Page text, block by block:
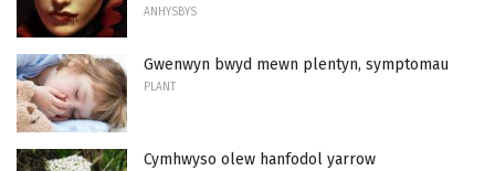
ANHYSBYS
Gwenwyn bwyd mewn plentyn, symptomau
PLANT
Cymhwyso olew hanfodol yarrow